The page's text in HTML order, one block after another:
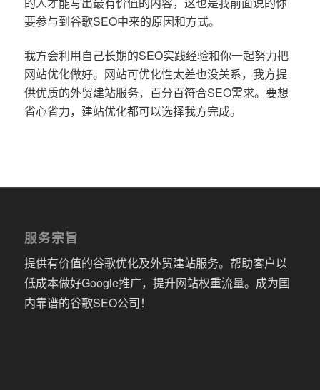
要参与到谷歌SEO中来的原因和方式。
我方会利用自己长期的SEO实践经验和你一起努力把
网站优化做好。网站可优化性太差也没关系，我方提
供优质的外贸建站服务，百分百符合SEO需求。要想
省心省力，建站优化都可以选择我方完成。
服务宗旨
提供有价值的谷歌优化及外贸建站服务。帮助客户以
低成本做好Google推广，提升网站权重流量。成为国
内靠谱的谷歌SEO公司！